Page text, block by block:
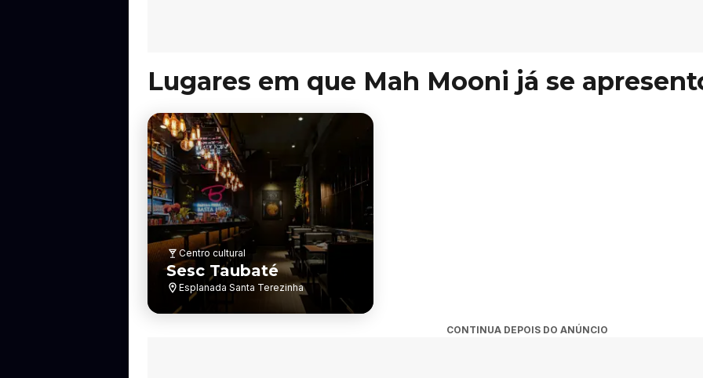
Lugares em que Mah Mooni já se
Centro cultural
Sesc Taubaté
Esplanada Santa Terezinha
CONTINUA DEPOIS DO ANÚNCIO